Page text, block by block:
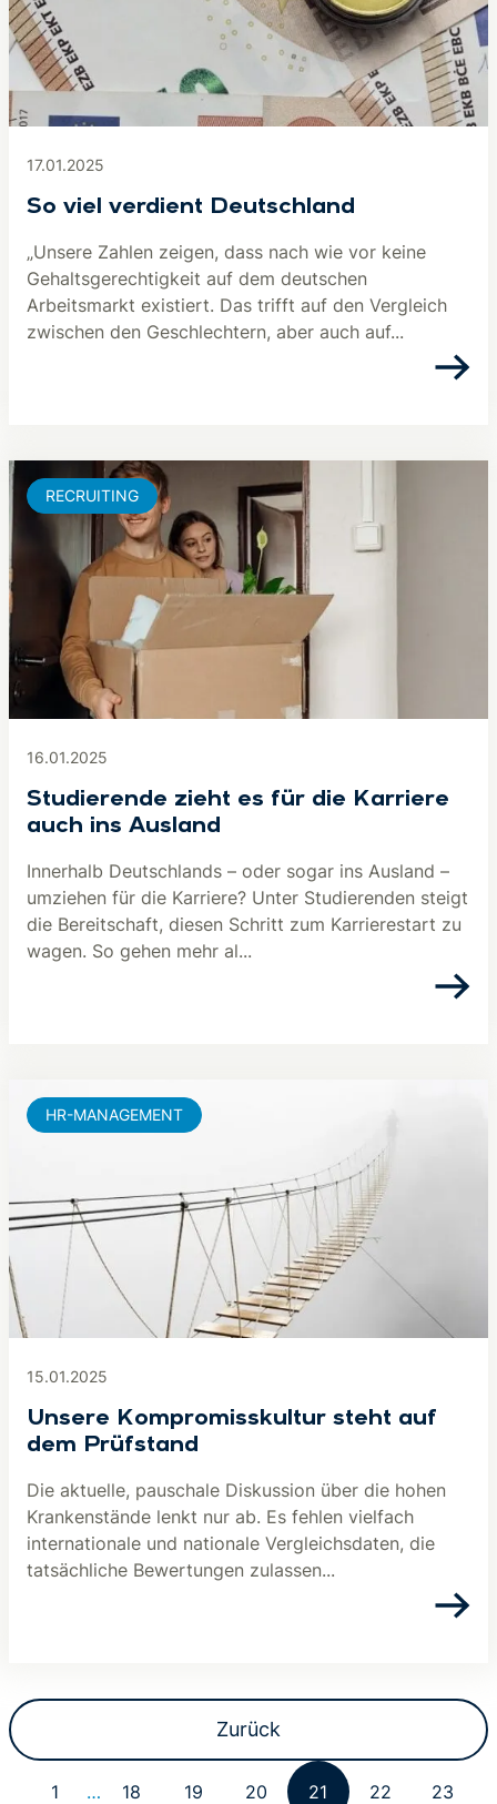
17.01.2025
So viel verdient Deutschland
„Unsere Zahlen zeigen, dass nach wie vor keine
Gehaltsgerechtigkeit auf dem deutschen
Arbeitsmarkt existiert. Das trifft auf den Vergleich
zwischen den Geschlechtern, aber auch auf...
16.01.2025
Studierende zieht es für die Karriere
auch ins Ausland
Innerhalb Deutschlands – oder sogar ins Ausland –
umziehen für die Karriere? Unter Studierenden steigt
die Bereitschaft, diesen Schritt zum Karrierestart zu
wagen. So gehen mehr al...
RECRUITING
15.01.2025
Unsere Kompromisskultur steht auf
dem Prüfstand
Die aktuelle, pauschale Diskussion über die hohen
Krankenstände lenkt nur ab. Es fehlen vielfach
internationale und nationale Vergleichsdaten, die
tatsächliche Bewertungen zulassen...
HR-MANAGEMENT
Zurück
1 … 18 19 20 21 22 23